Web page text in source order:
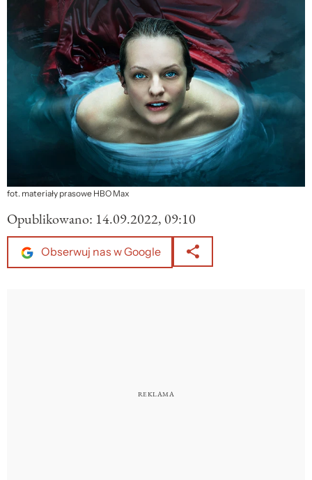
fot. materiały prasowe HBO Max
Opublikowano: 14.09.2022, 09:10
Obserwuj nas w Google